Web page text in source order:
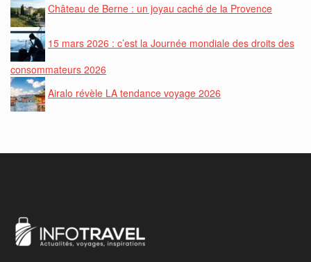
Château de Berne : un joyau caché de la Provence
15 mars 2026 : c’est la Journée mondiale des droits des
consommateurs 2026
Airalo révèle LA tendance voyage 2026